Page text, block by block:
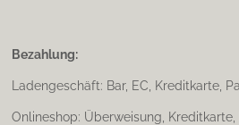
Bezahlung:
Ladengeschäft: Bar, EC, Kreditkarte,
Onlineshop: Überweisung, Kreditkarte,